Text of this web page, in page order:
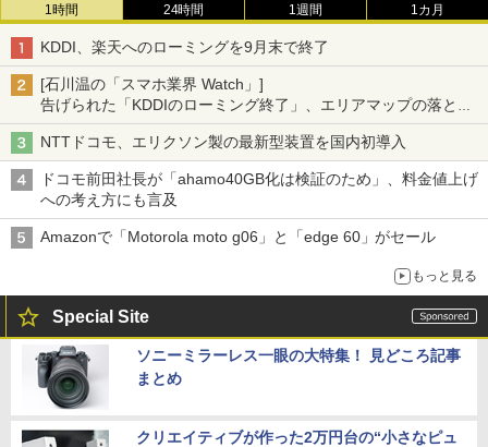
1時間 24時間 1週間 1カ月
KDDI、楽天へのローミングを9月末で終了
[石川温の「スマホ業界 Watch」]
告げられた「KDDIのローミング終了」、エリアマップの落とし
穴と楽天モバイルの課題
NTTドコモ、エリクソン製の最新型装置を国内初導入
ドコモ前田社長が「ahamo40GB化は検証のため」、料金値上げ
への考え方にも言及
Amazonで「Motorola moto g06」と「edge 60」がセール
もっと見る
Special Site
ソニーミラーレス一眼の大特集！ 見どころ記事
まとめ
クリエイティブが作った2万円台の“小さなピュ